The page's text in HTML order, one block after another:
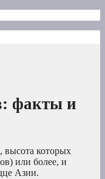
факты и
высота которых
или более, и
Азии.